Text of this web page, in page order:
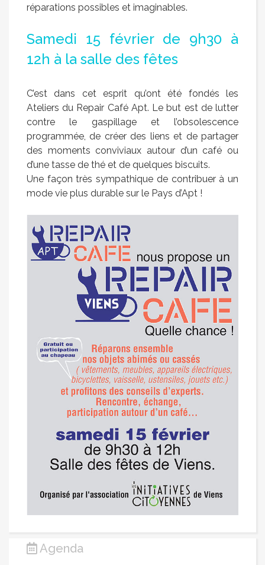
réparations possibles et imaginables.
Samedi 15 février de 9h30 à
12h à la salle des fêtes
C’est dans cet esprit qu’ont été fondés les
Ateliers du Repair Café Apt. Le but est de lutter
contre le gaspillage et l’obsolescence
programmée, de créer des liens et de partager
des moments conviviaux autour d’un café ou
d’une tasse de thé et de quelques biscuits.
Une façon très sympathique de contribuer à un
mode vie plus durable sur le Pays d’Apt !
Agenda